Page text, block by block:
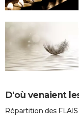
D'où venaient
Répartition des